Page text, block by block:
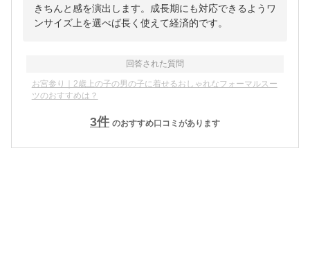
きちんと感を演出します。成長期にも対応できるようワ
ンサイズ上を選べば長く使えて経済的です。
回答された質問
お宮参り｜2歳上の子の男の子に着せるおしゃれなフォーマルスー
ツのおすすめは？
3件 のおすすめ口コミがあります